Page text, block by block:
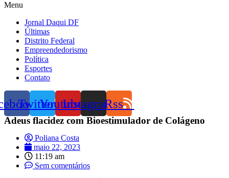
Menu
Jornal Daqui DF
Últimas
Distrito Federal
Empreendedorismo
Política
Esportes
Contato
TwitterYoutubeInstagramRss
Adeus flacidez com Bioestimulador de Colágeno
Poliana Costa
maio 22, 2023
11:19 am
Sem comentários